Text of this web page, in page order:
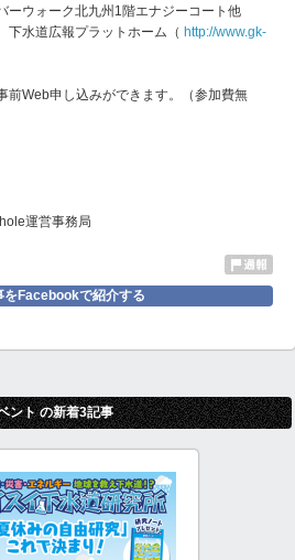
ウォーク北九州 1階エナジーコート他
水道広報プラットホーム（ http://www.gk-
前Web申し込みができます。（参加費無
運営事務局
をFacebookで紹介する
ント の新着3記事